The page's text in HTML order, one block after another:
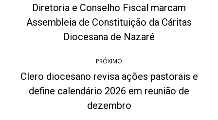
post:
Post
anterior:
Diretoria e Conselho Fiscal marcam
Assembleia de Constituição da Cáritas
Diocesana de Nazaré
PRÓXIMO
Próximo
post:
Clero diocesano revisa ações pastorais e
define calendário 2026 em reunião de
dezembro